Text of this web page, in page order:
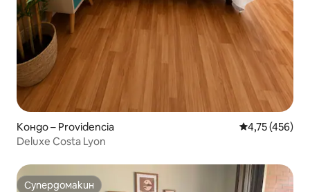
Кондо – Providencia Средна
4,75 (456)
Deluxe Costa Lyon
Супердомакин